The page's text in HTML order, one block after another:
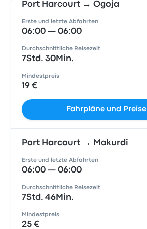
Port Harcourt → Ogoja
Erste und letzte Abfahrten
06:00 — 06:00
Durchschnittliche Reisezeit
7Std. 30Min.
Mindestpreis
19 €
Fahrpläne und Preise
Port Harcourt → Makurdi
Erste und letzte Abfahrten
06:00 — 06:00
Durchschnittliche Reisezeit
7Std. 46Min.
Mindestpreis
25 €